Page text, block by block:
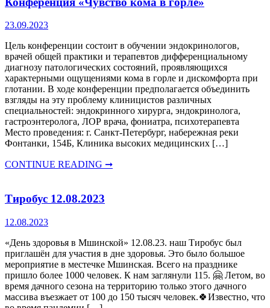
23.09.2023
Цель конференции состоит в обучении эндокринологов,
врачей общей практики и терапевтов дифференциальному
диагнозу патологических состояний, проявляющихся
характерными ощущениями кома в горле и дискомфорта при
глотании. В ходе конференции предполагается объединить
взгляды на эту проблему клиницистов различных
специальностей: эндокринного хирурга, эндокринолога,
гастроэнтеролога, ЛОР врача, фониатра, психотерапевта
Место проведения: г. Санкт-Петербург, набережная реки
Фонтанки, 154Б, Клиника высоких медицинских […]
CONTINUE READING ➞
Тиробус 12.08.2023
12.08.2023
«День здоровья в Мшинской» 12.08.23. наш Тиробус был
приглашён для участия в дне здоровья. Это было большое
мероприятие в местечке Мшинская. Всего на празднике
пришло более 1000 человек. К нам заглянули 115. 🤗 Летом, во
время дачного сезона на территорию только этого дачного
массива въезжает от 100 до 150 тысяч человек.🍀Известно, что